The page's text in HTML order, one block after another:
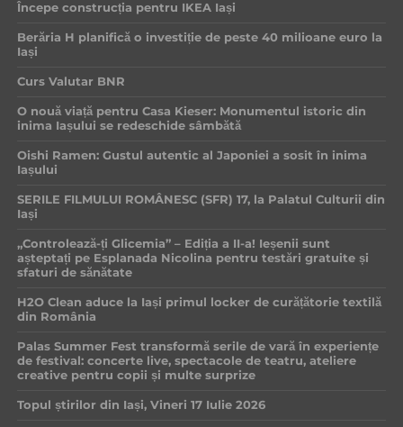
Începe construcția pentru IKEA Iași
Berăria H planifică o investiție de peste 40 milioane euro la
Iași
Curs Valutar BNR
O nouă viață pentru Casa Kieser: Monumentul istoric din
inima Iașului se redeschide sâmbătă
Oishi Ramen: Gustul autentic al Japoniei a sosit în inima
Iașului
SERILE FILMULUI ROMÂNESC (SFR) 17, la Palatul Culturii din
Iași
„Controlează-ți Glicemia” – Ediția a II-a! Ieșenii sunt
așteptați pe Esplanada Nicolina pentru testări gratuite și
sfaturi de sănătate
H2O Clean aduce la Iași primul locker de curățătorie textilă
din România
Palas Summer Fest transformă serile de vară în experiențe
de festival: concerte live, spectacole de teatru, ateliere
creative pentru copii și multe surprize
Topul știrilor din Iași, Vineri 17 Iulie 2026